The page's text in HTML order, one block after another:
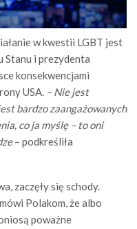
w kwestii LGBT jest
Stanu i prezydenta
konsekwencjami
USA. – Nie jest
bardzo zaangażowanych
co ja myślę – to oni
– podkreśliła
zaczęły się schody.
Polakom, że albo
poważne